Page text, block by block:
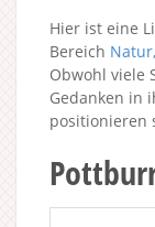
Hier ist eine
Bereich
Obwohl viele
Gedanken in
positionieren